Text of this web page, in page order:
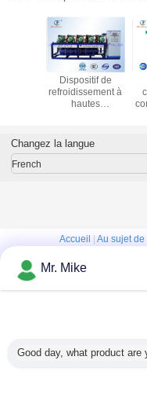
de jet
Dispositif de
refroidissement à
hautes
froide, unité de
condensation
Changez la langue
French
Accueil Au sujet de
Copyright © 2015 - 2026
Mr. Mike
Good day, what product are